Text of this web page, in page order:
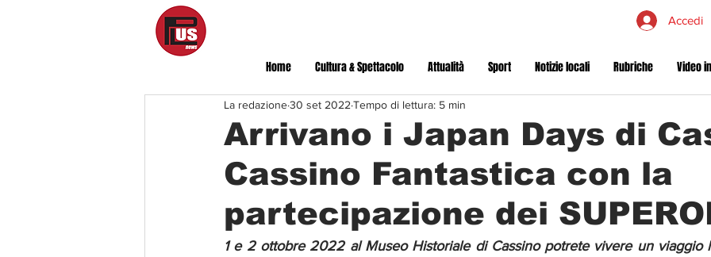
Accedi
Home Cultura & Spettacolo Attualità Sport Notizie locali Rubriche Video
Arrivano i Japan Days di
Cassino Fantastica con la
partecipazione dei
La redazione30 set 2022 Tempo di lettura: 5 min
1 e 2 ottobre 2022 al Museo Historiale di Cassino potrete vivere un viaggio